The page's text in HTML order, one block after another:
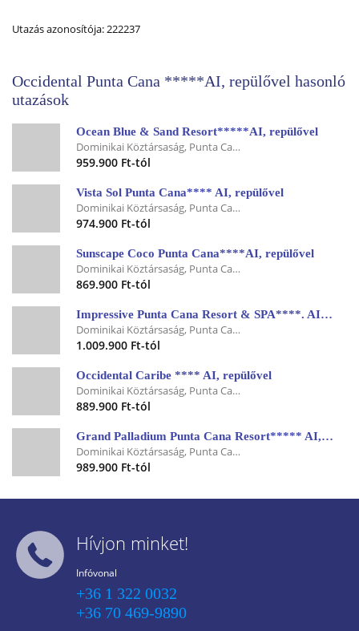
Utazás azonosítója: 222237
Occidental Punta Cana *****AI, repülővel hasonló
utazások
Ocean Blue & Sand Resort*****AI, repülővel
Dominikai Köztársaság, Punta Cana
959.900 Ft-tól
Vista Sol Punta Cana**** AI, repülővel
Dominikai Köztársaság, Punta Cana
974.900 Ft-tól
Sunscape Coco Punta Cana****AI, repülővel
Dominikai Köztársaság, Punta Cana
869.900 Ft-tól
Impressive Punta Cana Resort & SPA****. AI, repülővel
Dominikai Köztársaság, Punta Cana
1.009.900 Ft-tól
Occidental Caribe **** AI, repülővel
Dominikai Köztársaság, Punta Cana
889.900 Ft-tól
Grand Palladium Punta Cana Resort***** AI, repülővel
Dominikai Köztársaság, Punta Cana
989.900 Ft-tól
Hívjon minket!
Infóvonal
+36 1 322 0032
+36 70 469-9890